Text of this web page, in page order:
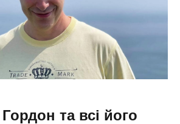
та всі його